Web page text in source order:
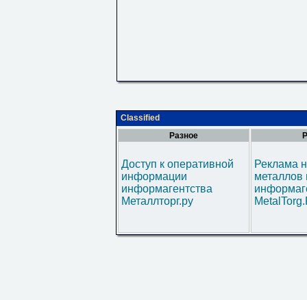
Classified
Разное
Доступ к оперативной
информации
информагентства
Металлторг.ру
Реклама
металлов